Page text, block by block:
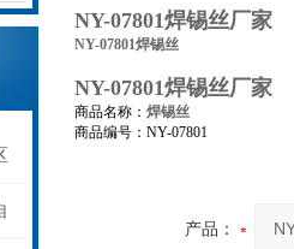
NY-07801焊锡丝厂家
NY-07801焊锡丝
NY-07801焊锡丝厂家
商品名称： 焊锡丝
商品编号：NY-07801
产品：